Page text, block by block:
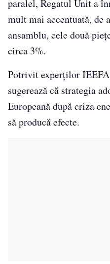
paralel, Regatul Unit a
mult mai accentuată, de
ansamblu, cele două
circa 3%.
Potrivit experților
sugerează că strategia
Europeană după criza
să producă efecte.